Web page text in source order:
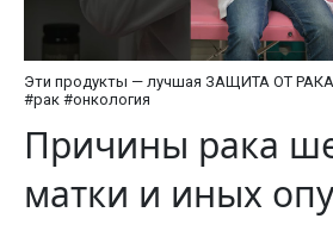
Эти продукты — лучшая ЗАЩИТА ОТ
#рак #онкология
Причины рака
матки и иных